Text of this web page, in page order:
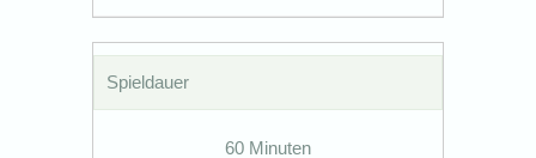
Spieldauer
60 Minuten